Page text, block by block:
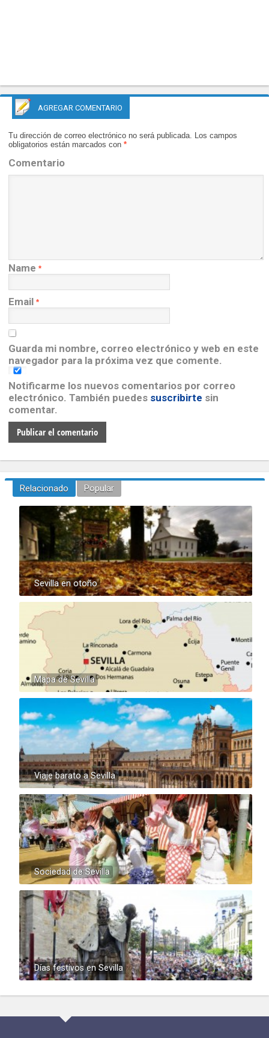
AGREGAR COMENTARIO
Tu dirección de correo electrónico no será publicada. Los campos
obligatorios están marcados con *
Comentario
Name *
Email *
Guarda mi nombre, correo electrónico y web en este
navegador para la próxima vez que comente.
Notificarme los nuevos comentarios por correo
electrónico. También puedes suscribirte sin
comentar.
Relacionado Popular
Sevilla en otoño
Mapa de Sevilla
Viaje barato a Sevilla
Sociedad de Sevilla
Días festivos en Sevilla